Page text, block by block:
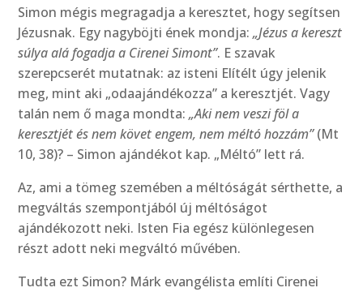
Simon mégis megragadja a keresztet, hogy segítsen
Jézusnak. Egy nagyböjti ének mondja:„Jézus a kereszt
súlya alá fogadja a Cirenei Simont”. E szavak
szerepcserét mutatnak: az isteni Elítélt úgy jelenik
meg, mint aki „odaajándékozza” a keresztjét. Vagy
talán nem ő maga mondta:„Aki nem veszi föl a
keresztjét és nem követ engem, nem méltó hozzám”(Mt
10, 38)? – Simon ajándékot kap. „Méltó” lett rá.
Az, ami a tömeg szemében a méltóságát sérthette, a
megváltás szempontjából új méltóságot
ajándékozott neki. Isten Fia egész különlegesen
részt adott neki megváltó művében.
Tudta ezt Simon? Márk evangélista említi Cirenei